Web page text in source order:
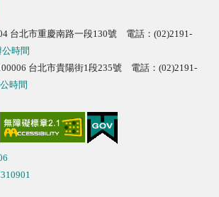
台北市重慶南路一段130號 電話：(02)2191-
公時間
台北市貴陽街1段235號 電話：(02)2191-
時間